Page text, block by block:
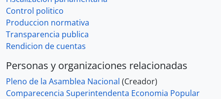
Control politico
Produccion normativa
Transparencia publica
Rendicion de cuentas
Personas y organizaciones relacionadas
Pleno de la Asamblea Nacional (Creador)
Comparecencia Superintendenta Economia Popular